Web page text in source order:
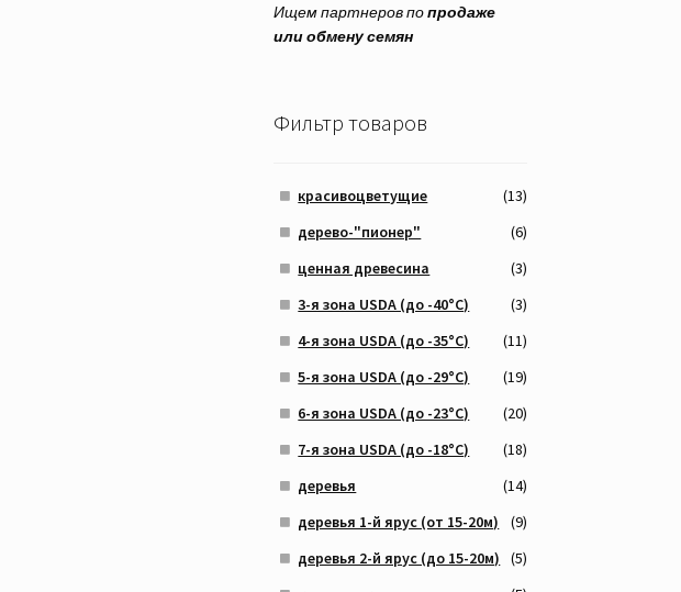
Ищем партнеров попродаже
или обмену семян
Фильтр товаров
красивоцветущие
(13)
дерево-"пионер"
(6)
ценная древесина
(3)
3-я зона USDA (до -40°C)
(3)
4-я зона USDA (до -35°C)
(11)
5-я зона USDA (до -29°C)
(19)
6-я зона USDA (до -23°C)
(20)
7-я зона USDA (до -18°C)
(18)
деревья
(14)
деревья 1-й ярус (от 15-20м)
(9)
деревья 2-й ярус (до 15-20м)
(5)